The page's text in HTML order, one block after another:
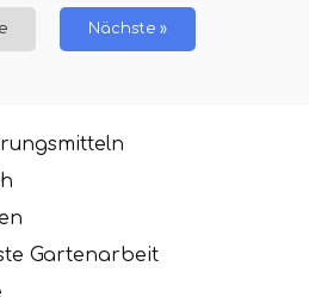
Nächste »
Gartenarbeit